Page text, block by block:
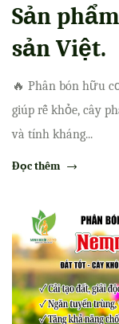
Sản
sản Việt.
🔥 Phân bón hữu
giúp rễ khỏe, cây
và tính kháng...
Đọc thêm